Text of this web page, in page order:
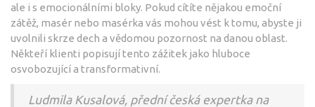
ale i s emocionálními bloky. Pokud cítíte nějakou emoční
zátěž, masér nebo masérka vás mohou vést k tomu, abyste ji
uvolnili skrze dech a vědomou pozornost na danou oblast.
Někteří klienti popisují tento zážitek jako hluboce
osvobozující a transformativní.
Ludmila Kusalová, přední česká expertka na